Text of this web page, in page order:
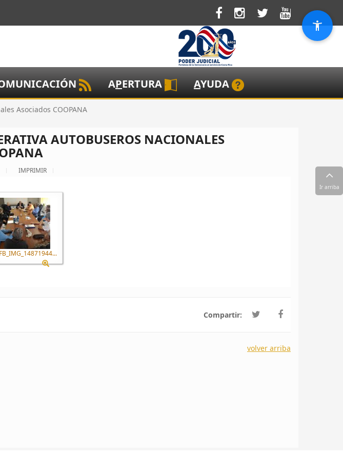
APERTURA AYUDA
Asociados COOPANA
AUTOBUSEROS NACIONALES
IMPRIMIR
FB_IMG_14871944...
Compartir:
volver arriba
Ir arriba